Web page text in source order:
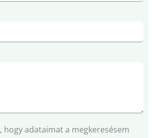
hogy adataimat a megkeresésem